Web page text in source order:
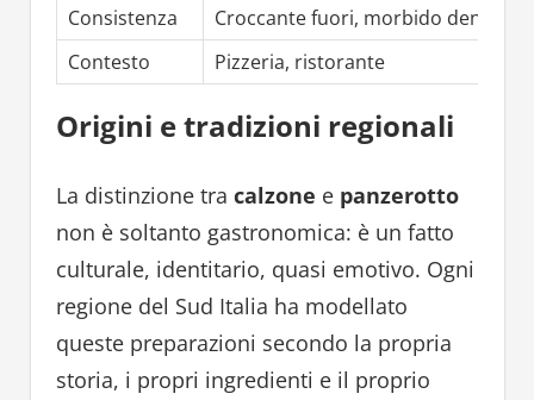
Consistenza
Croccante fuori, morbido dentro
Contesto
Pizzeria, ristorante
Origini e tradizioni regionali
La distinzione tra calzone e panzerotto
non è soltanto gastronomica: è un fatto
culturale, identitario, quasi emotivo. Ogni
regione del Sud Italia ha modellato
queste preparazioni secondo la propria
storia, i propri ingredienti e il proprio